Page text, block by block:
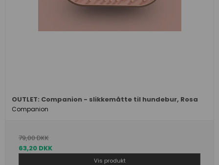
OUTLET: Companion - slikkemåtte til hundebur, Rosa
Companion
79,00 DKK
63,20 DKK
Vis produkt